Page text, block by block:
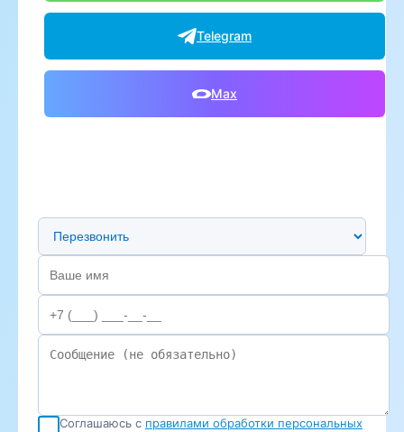
Telegram
Max
Предпочтительный способ связи
Соглашаюсь с правилами обработки персональных